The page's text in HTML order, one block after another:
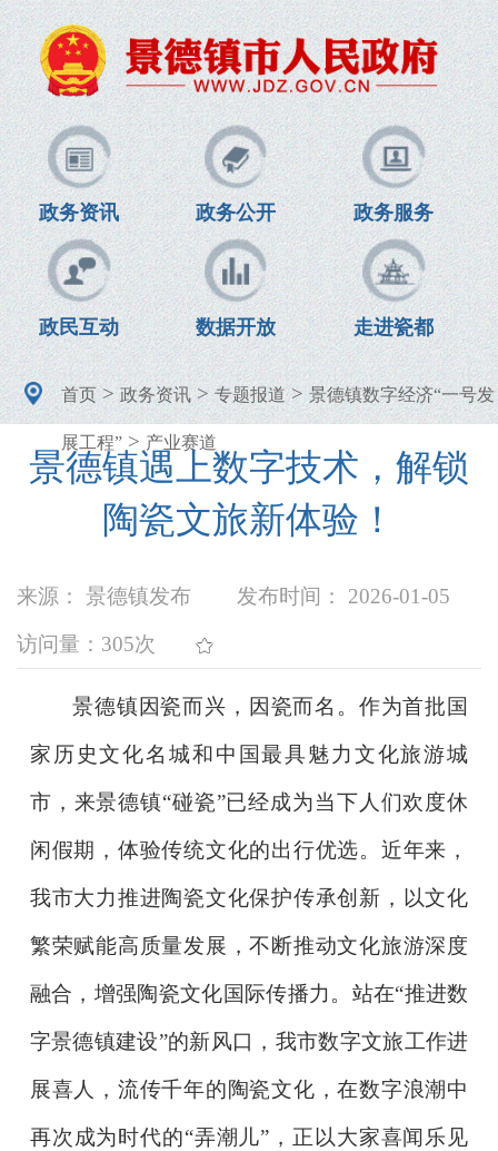
政务资讯 政务公开 政务服务
政民互动 数据开放 走进瓷都
首页>政务资讯>专题报道>景德镇数字经济“一号发
展工程”> 产业赛道
景德镇遇上数字技术，解锁
陶瓷文旅新体验！
来源： 景德镇发布 发布时间： 2026-01-05
访问量： 305次
景德镇因瓷而兴，因瓷而名。作为首批国
家历史文化名城和中国最具魅力文化旅游城
市，来景德镇“碰瓷”已经成为当下人们欢度休
闲假期，体验传统文化的出行优选。近年来，
我市大力推进陶瓷文化保护传承创新，以文化
繁荣赋能高质量发展，不断推动文化旅游深度
融合，增强陶瓷文化国际传播力。站在“推进数
字景德镇建设”的新风口，我市数字文旅工作进
展喜人，流传千年的陶瓷文化，在数字浪潮中
再次成为时代的“弄潮儿”，正以大家喜闻乐见